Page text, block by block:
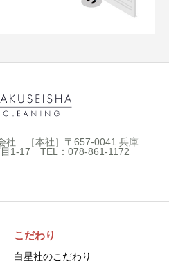
社 ［本社］〒657-0041 兵庫
目1-17 TEL：078-861-1172
こだわり
白星社のこだわり